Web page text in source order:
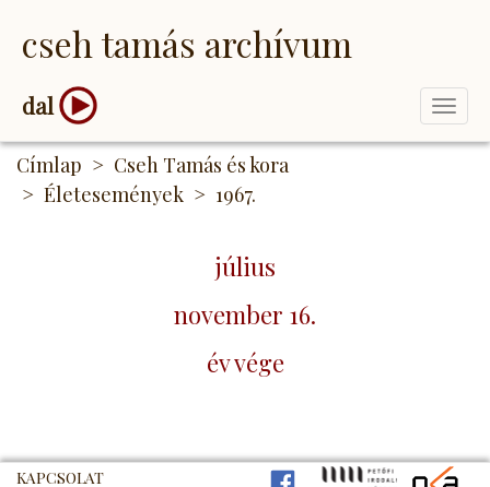
cseh tamás archívum
dal
Címlap
Cseh Tamás és kora
Életesemények
1967.
július
november 16.
év vége
FB PIM
KAPCSOLAT